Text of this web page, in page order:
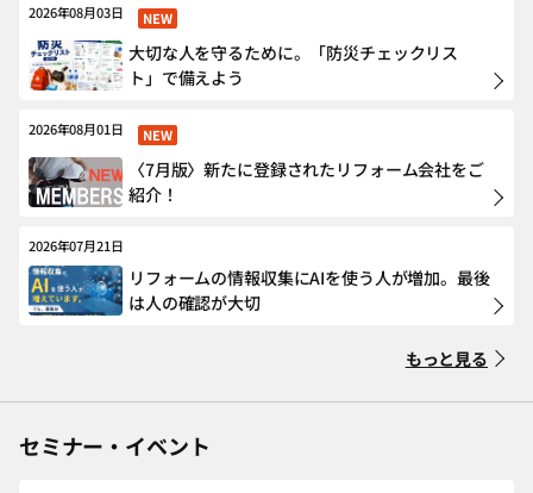
2026年08月03日 NEW
大切な人を守るために。「防災チェックリス
ト」で備えよう
2026年08月01日 NEW
〈7月版〉新たに登録されたリフォーム会社をご
紹介！
2026年07月21日
リフォームの情報収集にAIを使う人が増加。最後
は人の確認が大切
もっと見る
セミナー・イベント